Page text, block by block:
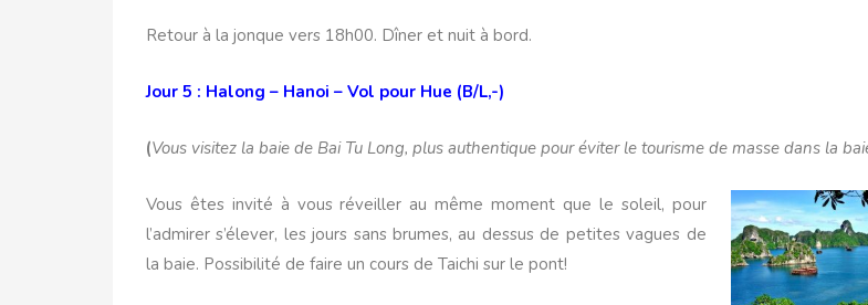
Retour à la jonque vers 18h00. Dîner et nuit à bord.
Jour 5 : Halong – Hanoi – Vol pour Hue (B/L,-)
(Vous visitez la baie de Bai Tu Long, plus authentique pour éviter le tourisme de masse dans la
Vous êtes invité à vous réveiller au même moment que le soleil, pour
l’admirer s’élever, les jours sans brumes, au dessus de petites vagues de
la baie. Possibilité de faire un cours de Taichi sur le pont!